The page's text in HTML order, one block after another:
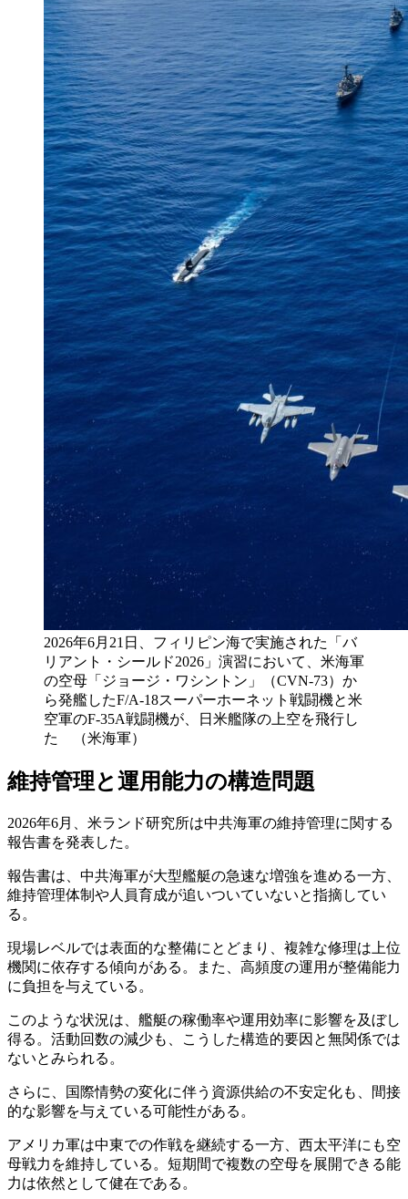
2026年6月21日、フィリピン海で実施された「バ
リアント・シールド2026」演習において、米海軍
の空母「ジョージ・ワシントン」（CVN-73）か
ら発艦したF/A-18スーパーホーネット戦闘機と米
空軍のF-35A戦闘機が、日米艦隊の上空を飛行し
た （米海軍）
維持管理と運用能力の構造問題
2026年6月、米ランド研究所は中共海軍の維持管理に関する
報告書を発表した。
報告書は、中共海軍が大型艦艇の急速な増強を進める一方、
維持管理体制や人員育成が追いついていないと指摘してい
る。
現場レベルでは表面的な整備にとどまり、複雑な修理は上位
機関に依存する傾向がある。また、高頻度の運用が整備能力
に負担を与えている。
このような状況は、艦艇の稼働率や運用効率に影響を及ぼし
得る。活動回数の減少も、こうした構造的要因と無関係では
ないとみられる。
さらに、国際情勢の変化に伴う資源供給の不安定化も、間接
的な影響を与えている可能性がある。
アメリカ軍は中東での作戦を継続する一方、西太平洋にも空
母戦力を維持している。短期間で複数の空母を展開できる能
力は依然として健在である。